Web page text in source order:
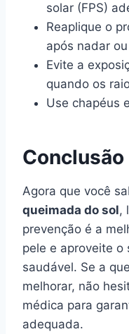
solar (FPS)
Reaplique o
após nadar
Evite a
quando os
Use chapéus
Conclusão
Agora que você
queimada do sol,
prevenção é a
pele e aproveite o
saudável. Se a
melhorar, não
médica para
adequada.